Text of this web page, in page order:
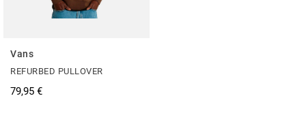
Vans
REFURBED PULLOVER
79,95 €